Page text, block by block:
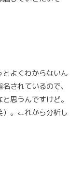
よくわからないん
されているので、
思うんですけど。
。これから分析し